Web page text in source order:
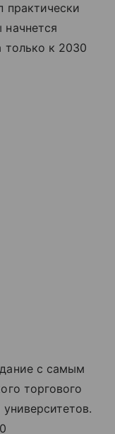
практически
только к 2030
с самым
торгового